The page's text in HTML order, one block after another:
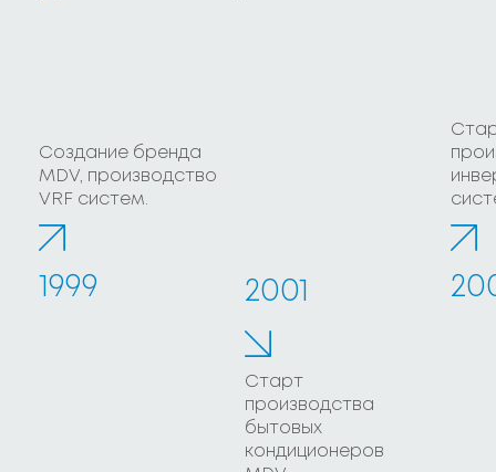
Создание бренда
MDV, производство
VRF систем.
1999
Старт
производства
бытовых
кондиционеров
2001